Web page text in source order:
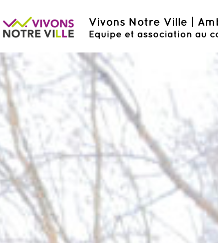
Vivons Notre Ville |
Equipe et association au